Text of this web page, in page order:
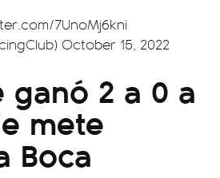
7UnoMj6kni
October 15, 2022
ganó 2 a 0 a
mete
Boca